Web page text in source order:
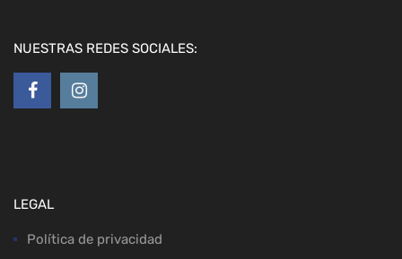
NUESTRAS REDES SOCIALES:
LEGAL
Política de privacidad